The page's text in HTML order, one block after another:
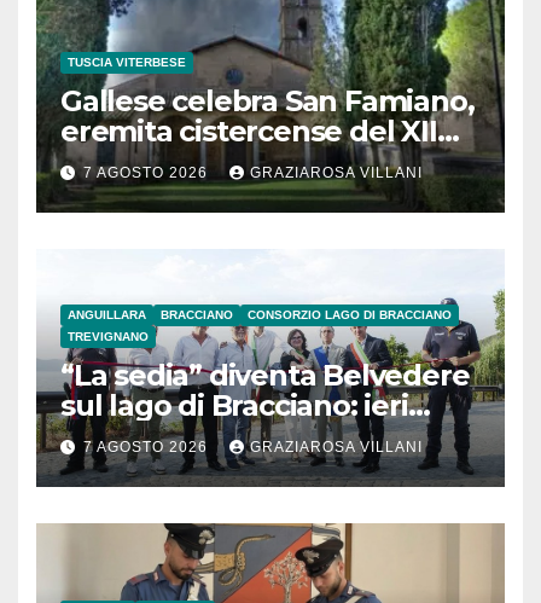
TUSCIA VITERBESE
Gallese celebra San Famiano,
eremita cistercense del XII
secolo
7 AGOSTO 2026 GRAZIAROSA VILLANI
ANGUILLARA BRACCIANO
CONSORZIO LAGO DI BRACCIANO
TREVIGNANO
“La sedia” diventa Belvedere
sul lago di Bracciano: ieri
l’inaugurazione
7 AGOSTO 2026 GRAZIAROSA VILLANI